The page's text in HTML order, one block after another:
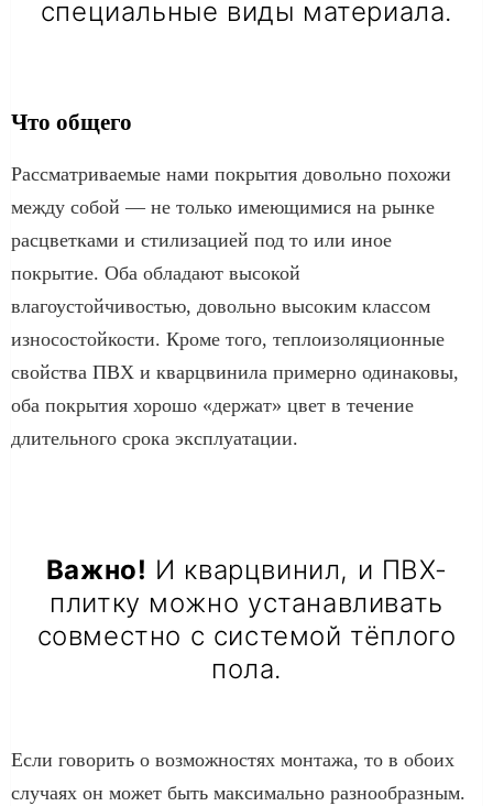
специальные виды материала.
Что общего
Рассматриваемые нами покрытия довольно похожи
между собой — не только имеющимися на рынке
расцветками и стилизацией под то или иное
покрытие. Оба обладают высокой
влагоустойчивостью, довольно высоким классом
износостойкости. Кроме того, теплоизоляционные
свойства ПВХ и кварцвинила примерно одинаковы,
оба покрытия хорошо «держат» цвет в течение
длительного срока эксплуатации.
Важно! И кварцвинил, и ПВХ-
плитку можно устанавливать
совместно с системой тёплого
пола.
Если говорить о возможностях монтажа, то в обоих
случаях он может быть максимально разнообразным.